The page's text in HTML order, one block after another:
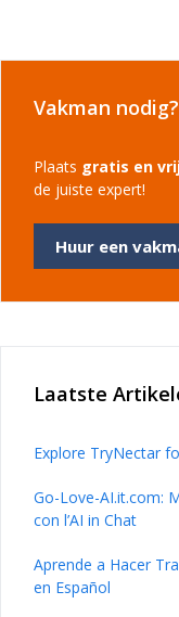
Vakman nodig?
Plaats gratis en
de juiste expert!
Huur een
Laatste
Explore TryNectar
Go-Love-AI.it.com:
con l’AI in Chat
Aprende a Hacer
en Español